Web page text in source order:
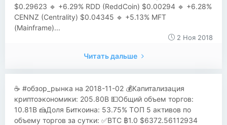
$0.29623 🔹 +6.29% RDD (ReddCoin) $0.00294 🔹 +6.28%
CENNZ (Centrality) $0.04345 🔹 +5.13% MFT
(Mainframe)...
2 Ноя 2018
Читать дальше
☕ #обзор_рынка на 2018-11-02 💰Капитализация
криптоэкономики: 205.80B 💵Общий объем торгов:
10.81B 🍰Доля Биткоина: 53.75% ТОП 5 активов по
объему торгов за сутки: ✅BTC ฿1.0 $6372.56112934